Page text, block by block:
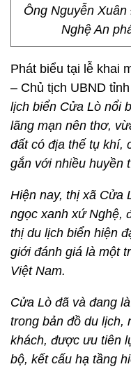
Ông Nguyễn
Nghệ An
Phát biểu tại lễ khai
– Chủ tịch UBND
lịch biển Cửa Lò nổi
lãng mạn nên thơ,
đất có địa thế tụ khí,
gắn với nhiều huyền
Hiện nay, thị xã Cửa
ngọc xanh xứ Nghệ,
thị du lịch biển hiện
giới đánh giá là một
Việt Nam.
Cửa Lò đã và đang
trong bản đồ du lịch,
khách, được ưu tiên
bộ, kết cấu hạ tầng